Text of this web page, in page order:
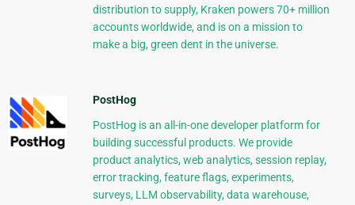
distribution to supply, Kraken powers 70+ million
accounts worldwide, and is on a mission to
make a big, green dent in the universe.
PostHog
PostHog is an all-in-one developer platform for
building successful products. We provide
product analytics, web analytics, session replay,
error tracking, feature flags, experiments,
surveys, LLM observability, data warehouse,